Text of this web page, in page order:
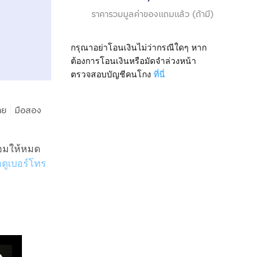
มือสอง
มให้หมด
เบอร์โทร
ราคารวมมูลค่าของแถมแล้ว (ถ้ามี)
กรุณาอย่าโอนเงินไม่ว่ากรณีใดๆ หาก
ต้องการโอนเงินหรือมัดจำล่วงหน้า
ตรวจสอบบัญชีคนโกง ที่นี่